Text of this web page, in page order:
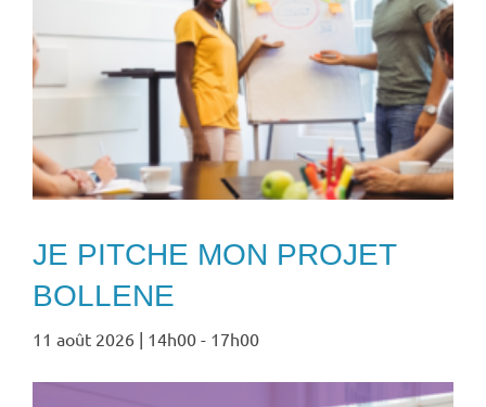
JE PITCHE MON PROJET
BOLLENE
11 août 2026 | 14h00 - 17h00